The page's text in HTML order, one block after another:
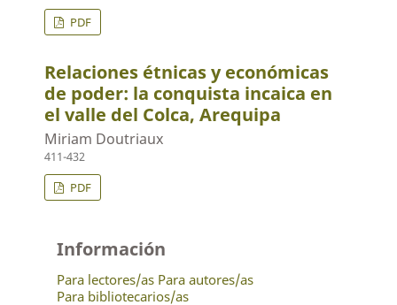
PDF
Relaciones étnicas y económicas
de poder: la conquista incaica en
el valle del Colca, Arequipa
Miriam Doutriaux
411-432
PDF
Información
Para lectores/as Para autores/as
Para bibliotecarios/as